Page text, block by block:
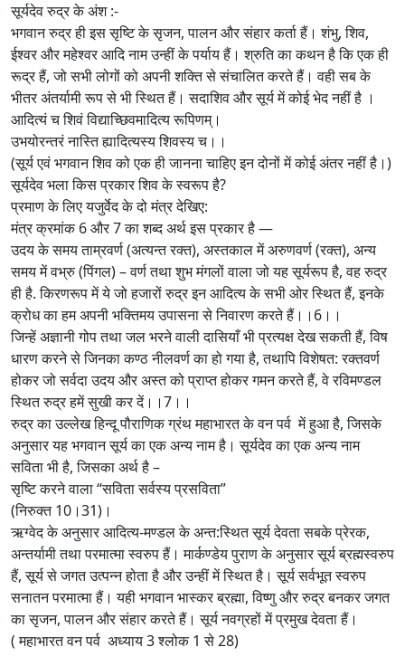
सूर्यदेव रुद्र के अंश :-
भगवान रुद्र ही इस सृष्टि के सृजन, पालन और संहार कर्ता हैं। शंभु, शिव,
ईश्वर और महेश्वर आदि नाम उन्हीं के पर्याय हैं। श्रुति का कथन है कि एक ही
रूद्र हैं, जो सभी लोगों को अपनी शक्ति से संचालित करते हैं। वही सब के
भीतर अंतर्यामी रूप से भी स्थित हैं। सदाशिव और सूर्य में कोई भेद नहीं है ।
आदित्यं च शिवं विद्याच्छिवमादित्य रूपिणम्।
उभयोरन्तरं नास्ति ह्यादित्यस्य शिवस्य च।।
(सूर्य एवं भगवान शिव को एक ही जानना चाहिए इन दोनों में कोई अंतर नहीं है।)
सूर्यदेव भला किस प्रकार शिव के स्वरूप है?
प्रमाण के लिए यजुर्वेद के दो मंत्र देखिए:
मंत्र क्रमांक 6 और 7 का शब्द अर्थ इस प्रकार है —
उदय के समय ताम्रवर्ण (अत्यन्त रक्त), अस्तकाल में अरुणवर्ण (रक्त), अन्य
समय में वभ्रु (पिंगल) – वर्ण तथा शुभ मंगलों वाला जो यह सूर्यरूप है, वह रुद्र
ही है. किरणरूप में ये जो हजारों रुद्र इन आदित्य के सभी ओर स्थित हैं, इनके
क्रोध का हम अपनी भक्तिमय उपासना से निवारण करते हैं।।6।।
जिन्हें अज्ञानी गोप तथा जल भरने वाली दासियाँ भी प्रत्यक्ष देख सकती हैं, विष
धारण करने से जिनका कण्ठ नीलवर्ण का हो गया है, तथापि विशेषत: रक्तवर्ण
होकर जो सर्वदा उदय और अस्त को प्राप्त होकर गमन करते हैं, वे रविमण्डल
स्थित रुद्र हमें सुखी कर दें।।7।।
रुद्र का उल्लेख हिन्दू पौराणिक ग्रंथ महाभारत के वन पर्व में हुआ है, जिसके
अनुसार यह भगवान सूर्य का एक अन्य नाम है। सूर्यदेव का एक अन्य नाम
सविता भी है, जिसका अर्थ है –
सृष्टि करने वाला “सविता सर्वस्य प्रसविता”
(निरुक्त 10।31)।
ऋग्वेद के अनुसार आदित्य-मण्डल के अन्त:स्थित सूर्य देवता सबके प्रेरक,
अन्तर्यामी तथा परमात्मा स्वरुप हैं। मार्कण्डेय पुराण के अनुसार सूर्य ब्रह्मस्वरुप
हैं, सूर्य से जगत उत्पन्न होता है और उन्हीं में स्थित है। सूर्य सर्वभूत स्वरुप
सनातन परमात्मा हैं। यही भगवान भास्कर ब्रह्मा, विष्णु और रुद्र बनकर जगत
का सृजन, पालन और संहार करते हैं। सूर्य नवग्रहों में प्रमुख देवता हैं।
( महाभारत वन पर्व अध्याय 3 श्लोक 1 से 28)